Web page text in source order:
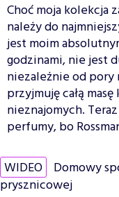
Choć moja kolekcja
należy do
jest moim
godzinami, nie jest
niezależnie od pory
przyjmuję całą
nieznajomych.
perfumy, bo
WIDEO Domowy
prysznicowej